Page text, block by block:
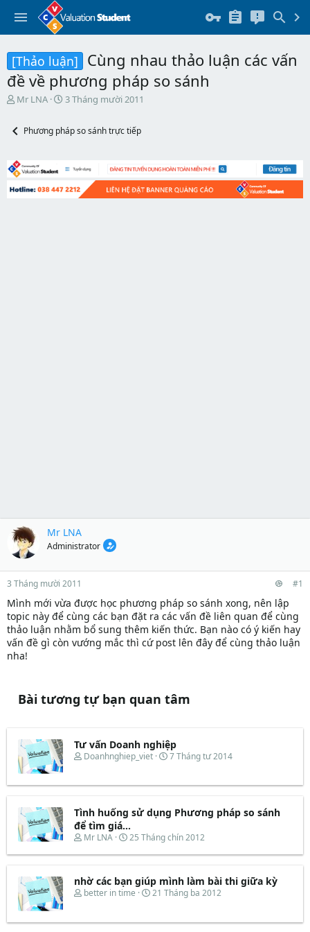
[Thảo luận]
Cùng nhau thảo luận các vấn
đề về phương pháp so sánh
T
e
d
s
t
Mr LNA
N
y
t
đ
3 Tháng mười 2011
Phương pháp so sánh trực tiếp
Mr LNA
Administrator
3 Tháng mười 2011 #1
Mình mới vừa được học phương pháp so sánh xong, nên lập
topic này để cùng các bạn đặt ra các vấn đề liên quan để cùng
thảo luận nhằm bổ sung thêm kiến thức. Bạn nào có ý kiến hay
vấn đề gì còn vướng mắc thì cứ post lên đây để cùng thảo luận
nha!
Bài tương tự bạn quan tâm
Tư vấn Doanh nghiệp
T
e
d
s
t
a
r
e
r
Doanhnghiep_viet
N
y
ắ
t
đ
ầ
u
7 Tháng tư 2014
Tình huống sử dụng Phương pháp so sánh
để tìm giá...
T
r
a
d
a
Mr LNA
N
à
b
ắ
ầ
25 Tháng chín 2012
nhờ các bạn giúp mình làm bài thi giữa kỳ
T
e
better in time
N
y
21 Tháng ba 2012